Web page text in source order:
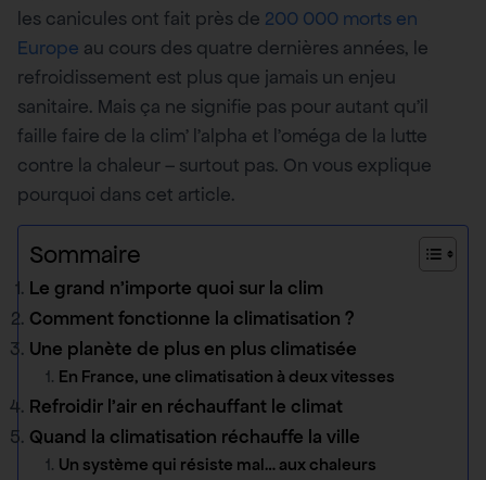
les canicules ont fait près de 200 000 morts en
Europe au cours des quatre dernières années, le
refroidissement est plus que jamais un enjeu
sanitaire. Mais ça ne signifie pas pour autant qu’il
faille faire de la clim’ l’alpha et l’oméga de la lutte
contre la chaleur – surtout pas. On vous explique
pourquoi dans cet article.
Sommaire
Le grand n’importe quoi sur la clim
Comment fonctionne la climatisation ?
Une planète de plus en plus climatisée
En France, une climatisation à deux vitesses
Refroidir l’air en réchauffant le climat
Quand la climatisation réchauffe la ville
Un système qui résiste mal… aux chaleurs